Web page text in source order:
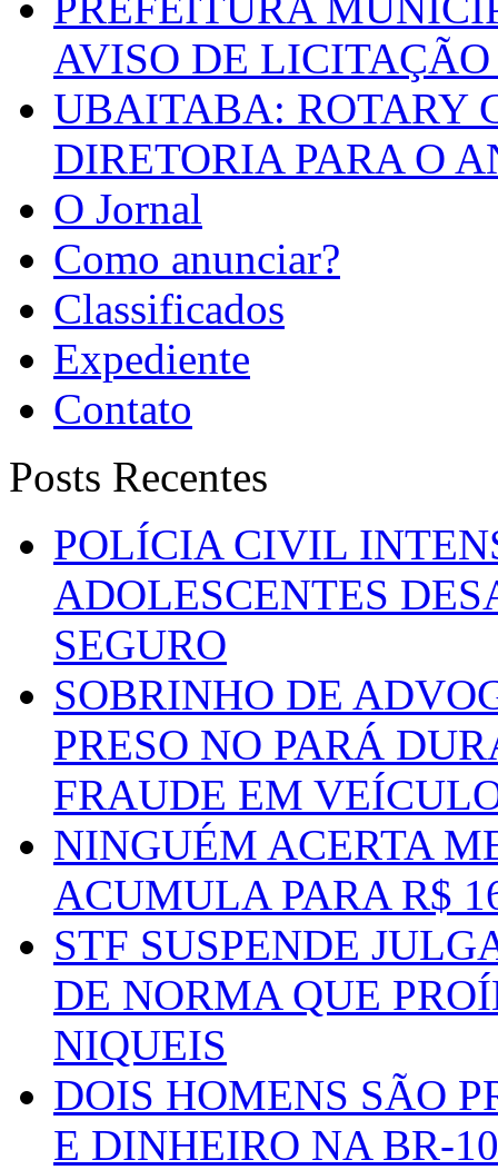
AVISO DE LICITAÇÃO
UBAITABA: ROTARY
DIRETORIA PARA O
O Jornal
Como anunciar?
Classificados
Expediente
Contato
Posts Recentes
POLÍCIA CIVIL
ADOLESCENTES
SEGURO
SOBRINHO DE
PRESO NO PARÁ
FRAUDE EM
NINGUÉM ACERTA
ACUMULA PARA R$
STF SUSPENDE
DE NORMA QUE
NIQUEIS
DOIS HOMENS SÃO
E DINHEIRO NA BR-